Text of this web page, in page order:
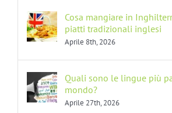
Cosa mangiare in
piatti tradizionali inglesi
Aprile 8th, 2026
Quali sono le lingue più
mondo?
Aprile 27th, 2026